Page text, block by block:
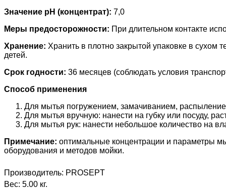
Значение pH (концентрат): 7,0
Меры предосторожности: При длительном контакте
Хранение: Хранить в плотно закрытой упаковке в
детей.
Срок годности: 36 месяцев (соблюдать условия
Способ применения
Для мытья погружением, замачиванием,
Для мытья вручную: нанести на губку или посуду,
Для мытья рук: нанести небольшое количество на
Примечание: оптимальные концентрации и параметры
оборудования и методов мойки.
Производитель: PROSEPT
Вес: 5.00 кг.